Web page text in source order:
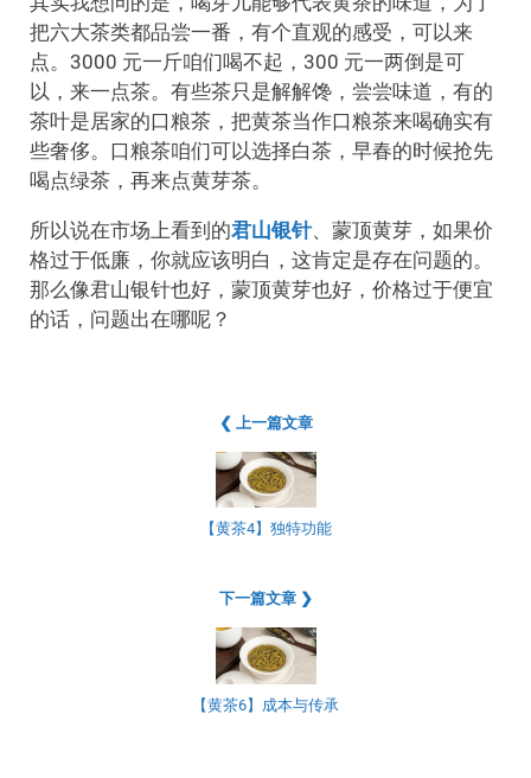
把六大茶类都品尝一番，有个直观的感受，可以来
点。3000 元一斤咱们喝不起，300 元一两倒是可
以，来一点茶。有些茶只是解解馋，尝尝味道，有的
茶叶是居家的口粮茶，把黄茶当作口粮茶来喝确实有
些奢侈。口粮茶咱们可以选择白茶，早春的时候抢先
喝点绿茶，再来点黄芽茶。
所以说在市场上看到的君山银针、蒙顶黄芽，如果价
格过于低廉，你就应该明白，这肯定是存在问题的。
那么像君山银针也好，蒙顶黄芽也好，价格过于便宜
的话，问题出在哪呢？
❮ 上一篇文章
【黄茶4】独特功能
下一篇文章 ❯
【黄茶6】成本与传承